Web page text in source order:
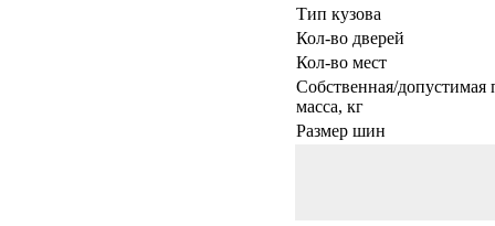
Тип кузова
Кол-во дверей
Кол-во мест
Собственная/допустимая
масса, кг
Размер шин